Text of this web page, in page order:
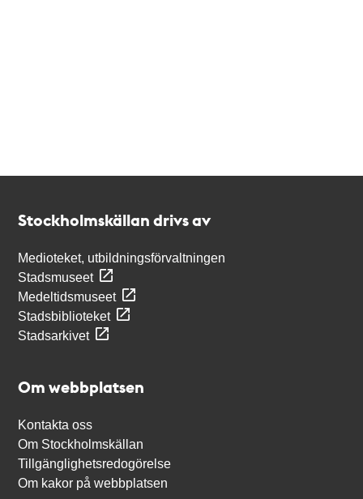
Stockholmskällan drivs av
Medioteket, utbildningsförvaltningen
Stadsmuseet
Medeltidsmuseet
Stadsbiblioteket
Stadsarkivet
Om webbplatsen
Kontakta oss
Om Stockholmskällan
Tillgänglighetsredogörelse
Om kakor på webbplatsen